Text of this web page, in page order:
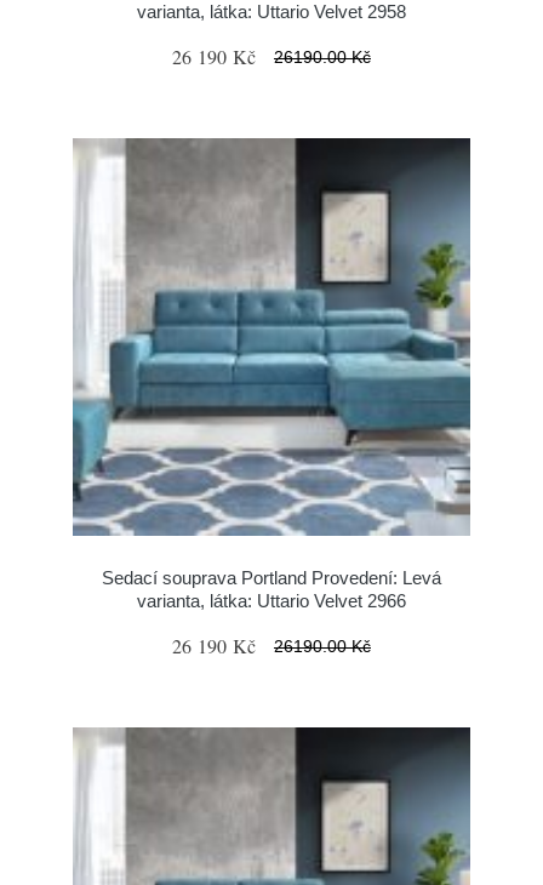
varianta, látka: Uttario Velvet 2958
26 190 Kč 26190.00 Kč
Sedací souprava Portland Provedení: Levá
varianta, látka: Uttario Velvet 2966
26 190 Kč 26190.00 Kč